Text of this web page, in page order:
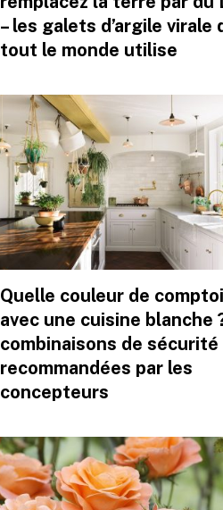
– les galets d’argile virale
tout le monde utilise
Quelle couleur de
avec une cuisine blanche
combinaisons de sécurité
recommandées par les
concepteurs